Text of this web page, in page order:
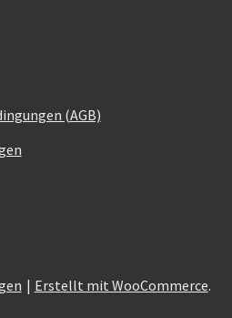
(AGB)
Erstellt mit WooCommerce.